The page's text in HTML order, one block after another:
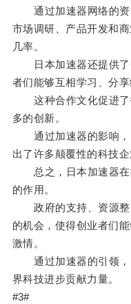
通过加速器网络的资
市场调研、产品开发和
几率。
日本加速器还提供了
者们能够互相学习、分享
这种合作文化促进了
多的创新。
通过加速器的影响，
出了许多颠覆性的科技企
总之，日本加速器在
的作用。
政府的支持、资源整
的机会，使得创业者们
激情。
通过加速器的引领，
界科技进步贡献力量。
#3#